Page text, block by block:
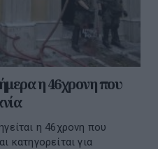
η 46χρονη που
η 46χρονη που
κατηγορείται για